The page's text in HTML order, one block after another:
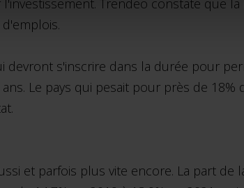
Trendeo constate que
devront s'inscrire dans la durée pour
Le pays qui pesait pour près de
et parfois plus vite encore. La part